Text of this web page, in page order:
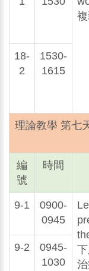
18-
2
1530-
1615
理論教學 第七
編
號
時間
9-1
0900-
0945
9-2
0945-
1030